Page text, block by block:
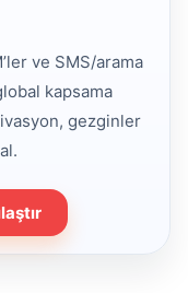
ve SMS/arama
kapsama
gezginler